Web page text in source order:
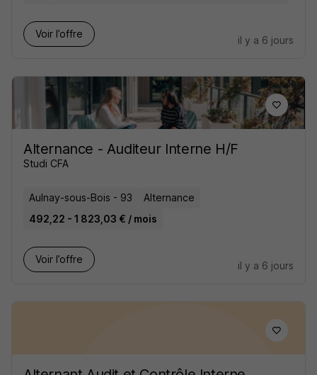
Voir l’offre
il y a 6 jours
Alternance - Auditeur Interne H/F
Studi CFA
Aulnay-sous-Bois - 93
Alternance
492,22 - 1 823,03 € / mois
Voir l’offre
il y a 6 jours